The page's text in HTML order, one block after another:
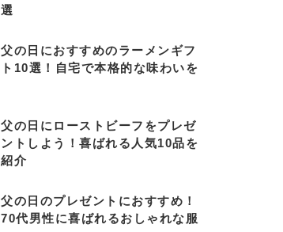
選
父の日におすすめのラーメンギフ
ト10選！自宅で本格的な味わいを
父の日にローストビーフをプレゼ
ントしよう！喜ばれる人気10品を
紹介
父の日のプレゼントにおすすめ！
70代男性に喜ばれるおしゃれな服